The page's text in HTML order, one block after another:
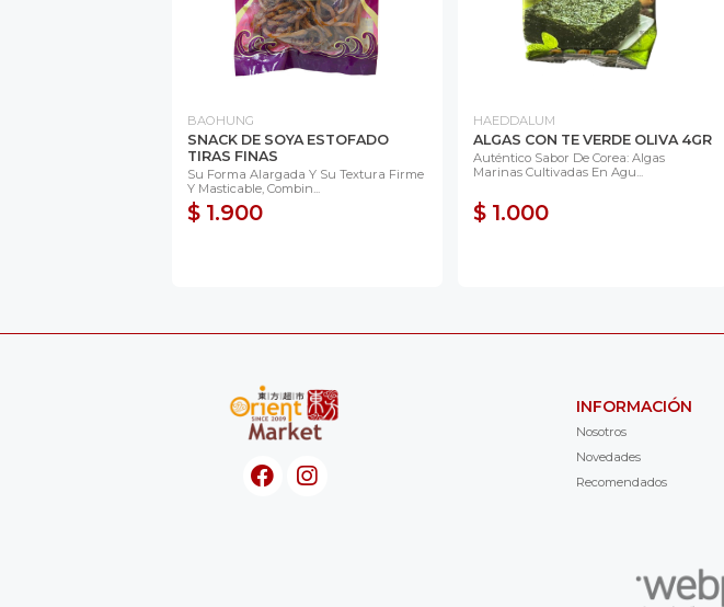
BAOHUNG
SNACK DE SOYA ESTOFADO
TIRAS FINAS
Su Forma Alargada Y Su Textura Firme
Y Masticable, Combin...
$ 1.900
HAEDDALUM
ALGAS CON TE VERDE OLIVA 4GR
Auténtico Sabor De Corea: Algas
Marinas Cultivadas En Agu...
$ 1.000
INFORMACIÓN
Nosotros
Novedades
Recomendados